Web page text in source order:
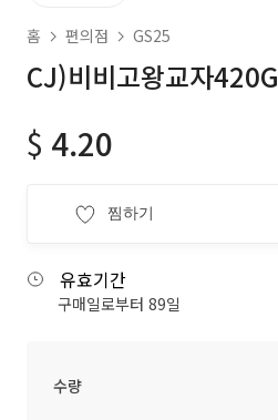
홈 편의점 GS25
CJ)비비고왕교자420G
$ 4.20
찜하기
유효기간
구매일로부터 89일
수량